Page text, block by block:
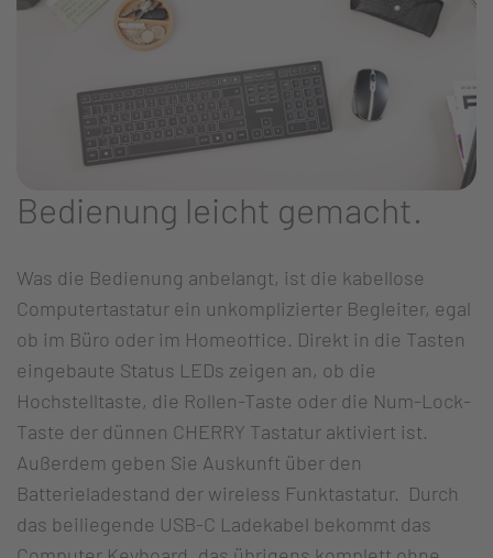
Bedienung leicht gemacht.
Was die Bedienung anbelangt, ist die kabellose
Computertastatur ein unkomplizierter Begleiter, egal
ob im Büro oder im Homeoffice. Direkt in die Tasten
eingebaute Status LEDs zeigen an, ob die
Hochstelltaste, die Rollen-Taste oder die Num-Lock-
Taste der dünnen CHERRY Tastatur aktiviert ist.
Außerdem geben Sie Auskunft über den
Batterieladestand der wireless Funktastatur. Durch
das beiliegende USB-C Ladekabel bekommt das